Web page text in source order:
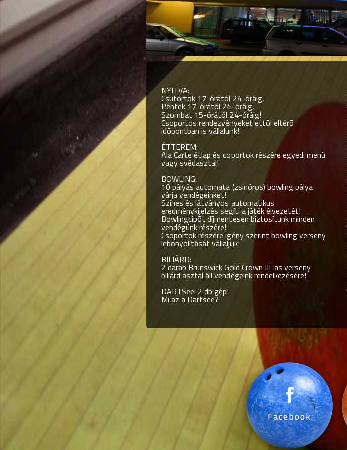
NYITVA:
Csütörtök 17-órától 24-óráig,
Péntek 17-órától 24-óráig,
Szombat 15-órától 24-óráig!
Csoportos rendezvényeket ettõl eltérõ
idõpontban is vállalunk!
ÉTTEREM:
Ala Carte étlap és coportok részére egyedi menü
vagy svédasztal!
BOWLING:
10 pályás automata (zsinóros) bowling pálya
várja vendégeinket!
Színes és látványos automatikus
eredménykijelzés segíti a játék élvezetét!
Bowlingcipõt díjmentesen biztosítunk minden
vendégünk részére!
Csoportok részére igény szerint bowling verseny
lebonyolítását vállaljuk!
BILIÁRD:
2 darab Brunswick Gold Crown III-as verseny
biliárd asztal áll vendégeink rendelkezésére!
DARTSee: 2 db gép!
Mi az a Dartsee?
Facebook